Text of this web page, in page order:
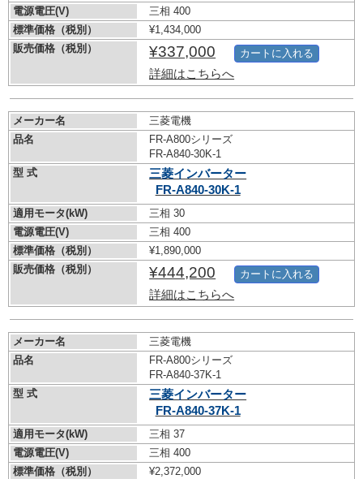
電源電圧(V)
三相 400
標準価格（税別）
¥1,434,000
販売価格（税別）
¥337,000
詳細はこちらへ
カートに入れる
メーカー名
三菱電機
品名
FR-A800シリーズ
FR-A840-30K-1
型 式
三菱インバーター
FR-A840-30K-1
適用モータ(kW)
三相 30
電源電圧(V)
三相 400
標準価格（税別）
¥1,890,000
販売価格（税別）
¥444,200
詳細はこちらへ
カートに入れる
メーカー名
三菱電機
品名
FR-A800シリーズ
FR-A840-37K-1
型 式
三菱インバーター
FR-A840-37K-1
適用モータ(kW)
三相 37
電源電圧(V)
三相 400
標準価格（税別）
¥2,372,000